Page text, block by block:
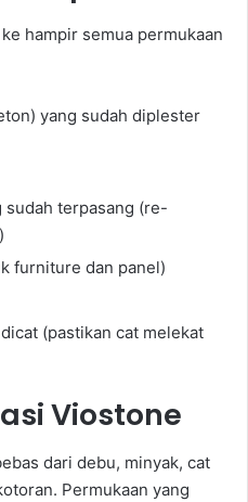
hampir semua permukaan
yang sudah diplester
sudah terpasang (re-
furniture dan panel)
(pastikan cat melekat
Viostone
dari debu, minyak, cat
Permukaan yang